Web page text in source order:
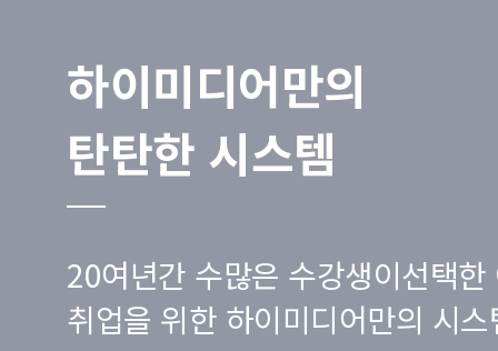
하이미디어만의
탄탄한 시스템
20여년간 수많은 수강생이선택한
취업을 위한 하이미디어만의 시